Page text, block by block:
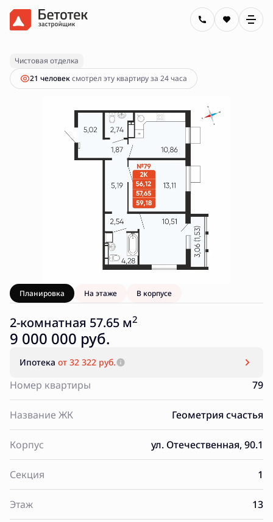
2-комнатная57.65 м 9 000 000 руб.
Ипотекаот 32 322 руб.
Чистовая отделка
21 человексмотрел эту квартиру за 24 часа
Планировка На этаже В корпусе
2-комнатная 57.65 м2
9 000 000 руб.
Ипотека от 32 322 руб.
Номер квартиры 79
Название ЖК Геометрия счастья
Корпус ул. Отечественная, 90.1
Секция 1
Этаж 13